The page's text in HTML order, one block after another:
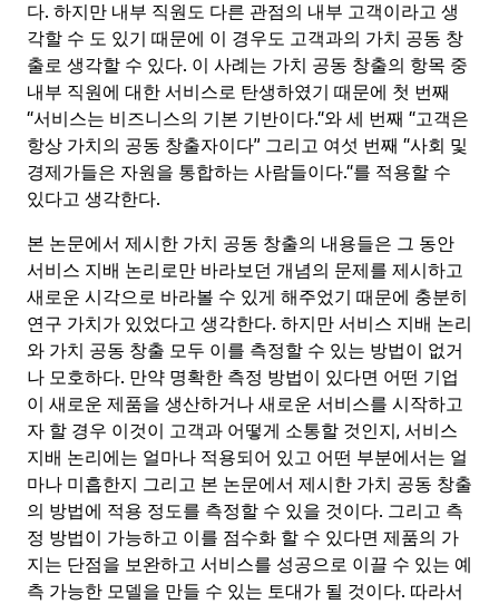
다. 하지만 내부 직원도 다른 관점의 내부 고객이라고 생
각할 수 도 있기 때문에 이 경우도 고객과의 가치 공동 창
출로 생각할 수 있다. 이 사례는 가치 공동 창출의 항목 중
내부 직원에 대한 서비스로 탄생하였기 때문에 첫 번째
“서비스는 비즈니스의 기본 기반이다.“와 세 번째 “고객은
항상 가치의 공동 창출자이다” 그리고 여섯 번째 “사회 및
경제가들은 자원을 통합하는 사람들이다.“를 적용할 수
있다고 생각한다.
본 논문에서 제시한 가치 공동 창출의 내용들은 그 동안
서비스 지배 논리로만 바라보던 개념의 문제를 제시하고
새로운 시각으로 바라볼 수 있게 해주었기 때문에 충분히
연구 가치가 있었다고 생각한다. 하지만 서비스 지배 논리
와 가치 공동 창출 모두 이를 측정할 수 있는 방법이 없거
나 모호하다. 만약 명확한 측정 방법이 있다면 어떤 기업
이 새로운 제품을 생산하거나 새로운 서비스를 시작하고
자 할 경우 이것이 고객과 어떻게 소통할 것인지, 서비스
지배 논리에는 얼마나 적용되어 있고 어떤 부분에서는 얼
마나 미흡한지 그리고 본 논문에서 제시한 가치 공동 창출
의 방법에 적용 정도를 측정할 수 있을 것이다. 그리고 측
정 방법이 가능하고 이를 점수화 할 수 있다면 제품의 가
지는 단점을 보완하고 서비스를 성공으로 이끌 수 있는 예
측 가능한 모델을 만들 수 있는 토대가 될 것이다. 따라서